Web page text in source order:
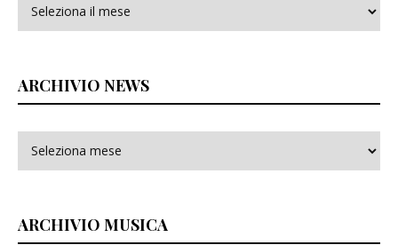
ARCHIVIO NEWS
ARCHIVIO MUSICA